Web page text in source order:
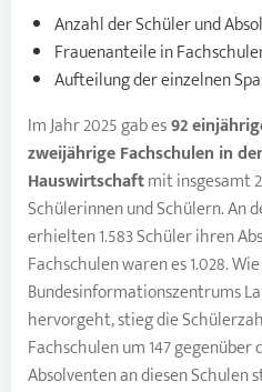
Anzahl der Schüler und
Frauenanteile in
Aufteilung der einzelnen
Im Jahr 2025 gab es92
zweijährigeFachschulen in
Hauswirtschaftmit insgesamt
Schülerinnen und Schülern. An
erhielten 1.583 Schüler ihren
Fachschulen waren es 1.028.
Bundesinformationszentrums
hervorgeht, stieg die
Fachschulen um 147 gegenüber
Absolventen an diesen Schulen